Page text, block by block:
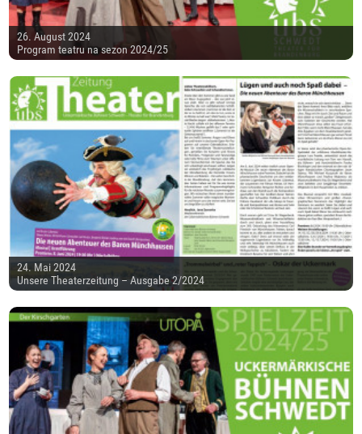
26. August 2024
Program teatru na sezon 2024/25
24. Mai 2024
Unsere Theaterzeitung – Ausgabe 2/2024